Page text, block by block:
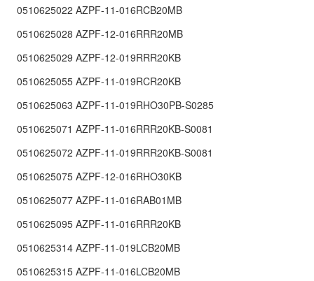
0510625022 AZPF-11-016RCB20MB
0510625028 AZPF-12-016RRR20MB
0510625029 AZPF-12-019RRR20KB
0510625055 AZPF-11-019RCR20KB
0510625063 AZPF-11-019RHO30PB-S0285
0510625071 AZPF-11-016RRR20KB-S0081
0510625072 AZPF-11-019RRR20KB-S0081
0510625075 AZPF-12-016RHO30KB
0510625077 AZPF-11-016RAB01MB
0510625095 AZPF-11-016RRR20KB
0510625314 AZPF-11-019LCB20MB
0510625315 AZPF-11-016LCB20MB